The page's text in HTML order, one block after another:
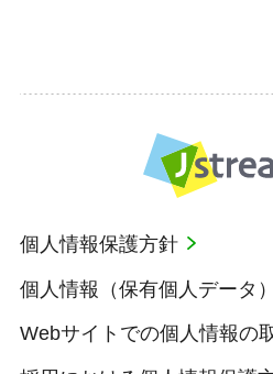
個人情報保護方針
個人情報（保有個人データ
Webサイトでの個人情報の